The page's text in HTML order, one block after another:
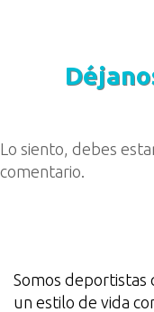
Lo siento, debes
comentario.
Somos deportistas
un estilo de vida